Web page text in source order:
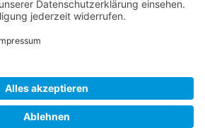
& Ehret GbR